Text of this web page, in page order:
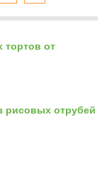
тортов от
рисовых отрубей